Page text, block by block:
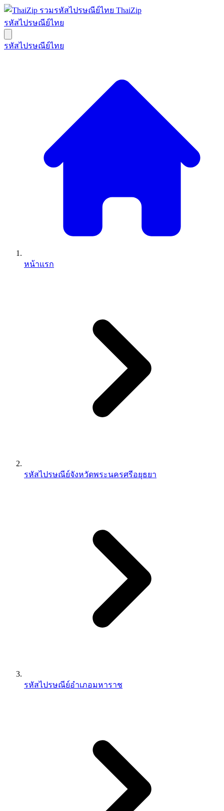
ThaiZip
รหัสไปรษณีย์ไทย
รหัสไปรษณีย์ไทย
หน้าแรก
รหัสไปรษณีย์จังหวัดพระนครศรีอยุธยา
รหัสไปรษณีย์อำเภอมหาราช